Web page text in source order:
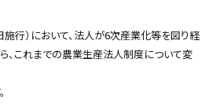
行）において、法人が6次産業化等を図り経
、これまでの農業生産法人制度について変